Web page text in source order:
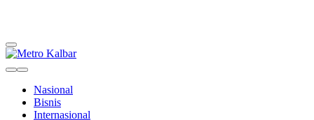
Nasional
Bisnis
Internasional